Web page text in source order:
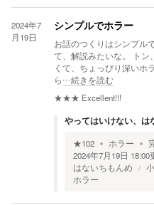
2024年7
月19日
シンプルでホラー
お話のつくりはシンプル
て、解説みたいな。 トン
くて、ちょっぴり深いホ
ら…続きを読む
★★★ Excellent!!!
やってはいけない、は
★102 ホラー
2024年7月19日 18:00
はないちもんめ
ホラー